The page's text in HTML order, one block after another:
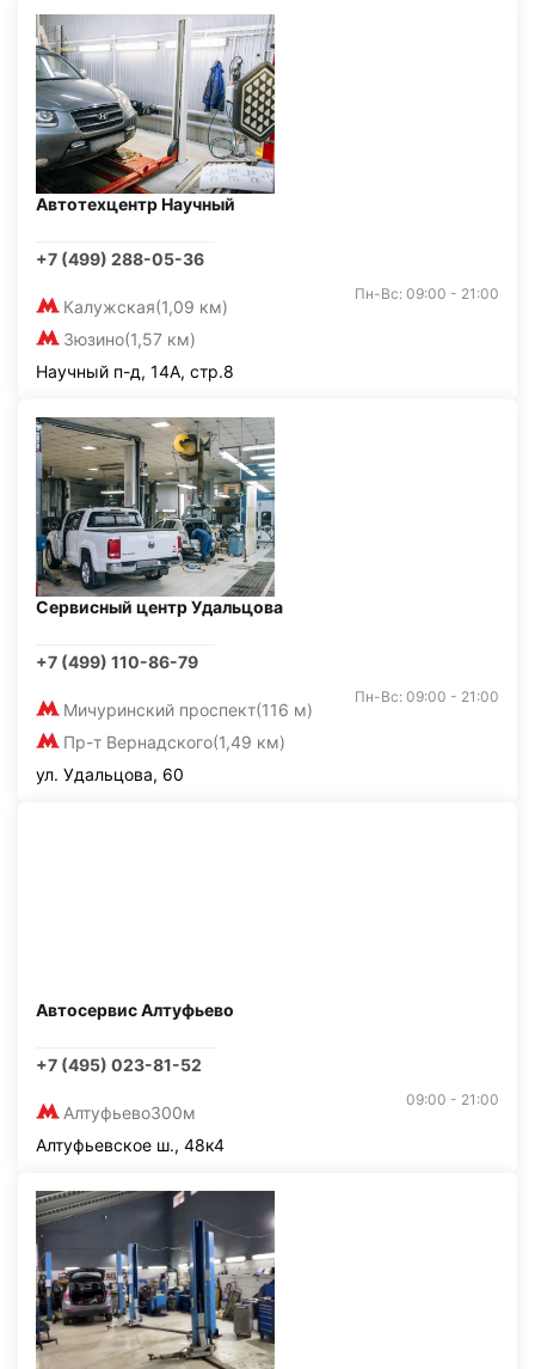
Автотехцентр Научный
+7 (499) 288-05-36
Калужская(1,09 км)
Зюзино(1,57 км)
Пн-Вс: 09:00 - 21:00
Научный п-д, 14А, стр.8
Сервисный центр Удальцова
+7 (499) 110-86-79
Мичуринский проспект(116 м)
Пр-т Вернадского(1,49 км)
Пн-Вс: 09:00 - 21:00
ул. Удальцова, 60
Автосервис Алтуфьево
+7 (495) 023-81-52
Алтуфьево300м
09:00 - 21:00
Алтуфьевское ш., 48к4